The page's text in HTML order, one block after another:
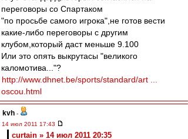
переговоры со Спартаком
"по просьбе самого игрока",не готов вести
какие-либо переговоры с другим
клубом,который даст меньше 9.100
Или это опять выкрутасы "великого
каломотива..."?
http://www.dhnet.be/sports/standard/art ...
oscou.html
kvh -
14 июл 2011 17:43
curtain » 14 июл 2011 20:35